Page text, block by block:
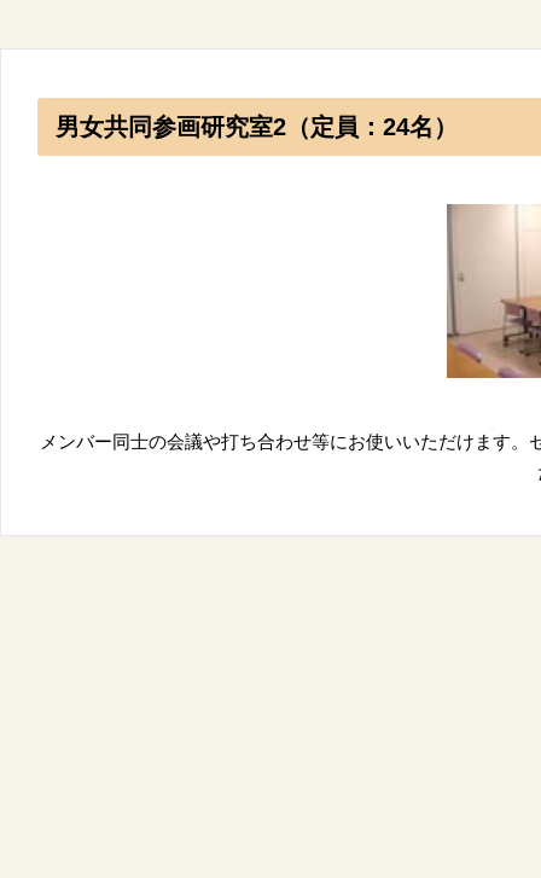
男女共同参画研究室2（定員：24名）
メンバー同士の会議や打ち合わせ等にお使いいただけます